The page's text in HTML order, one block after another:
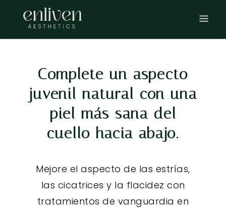
contenido
Complete un aspecto
juvenil natural con una
piel más sana del
cuello hacia abajo.
Mejore el aspecto de las estrías,
las cicatrices y la flacidez con
tratamientos de vanguardia en